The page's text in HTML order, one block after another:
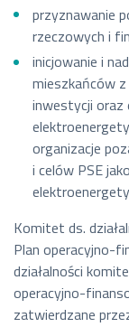
przyznawanie
rzeczowych i
inicjowanie i
mieszkańców
inwestycji
organizacje
i celów PSE
Komitet ds.
Plan operacyjno-
działalności
operacyjno-
zatwierdzane